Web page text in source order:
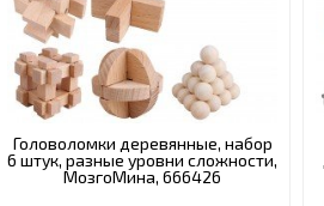
Головоломки деревянные, набор
6 штук, разные уровни сложности,
МозгоМина, 666426